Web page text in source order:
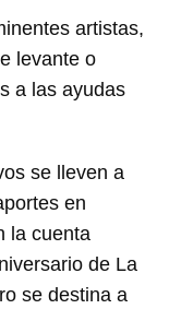
has de
CANCELAR
artistas,
levante o
a las ayudas
se lleven a
en
la cuenta
de La
se destina a